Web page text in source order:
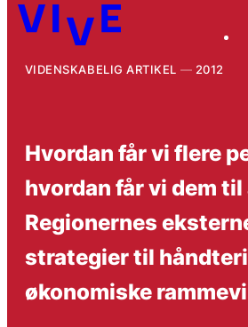
VIDENSKABELIG ARTIKEL 2012
Hvordan får vi flere
hvordan får vi dem
Regionernes
strategier til
økonomiske